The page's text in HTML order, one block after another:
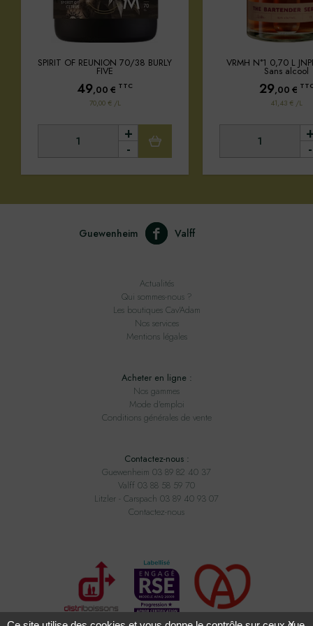
SPIRIT OF REUNION 70/38 BURLY
FIVE
49,00 € TTC
70,00 € /L
-
+
VRMH N°1 0,70 L
Sans alcool
29,00 €
41,43 € /L
-
Guewenheim Valff
Actualités
Qui sommes-nous ?
Les boutiques Cav'Adam
Nos services
Mentions légales
Acheter en ligne :
Nos gammes
Mode d'emploi
Conditions générales de vente
Contactez-nous :
Guewenheim 03 89 82 40 37
Valff 03 88 58 59 70
Litzler - Carspach 03 89 40 93 07
Contactez-nous